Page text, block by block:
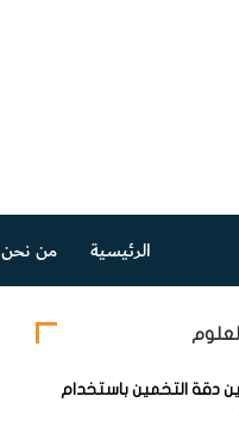
الرئيسية من نحن
دقة التخمين باستخدام